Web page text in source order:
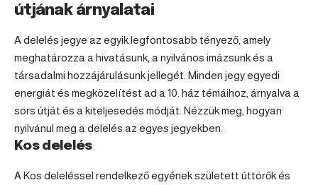
útjának árnyalatai
A delelés jegye az egyik legfontosabb tényező, amely
meghatározza a hivatásunk, a nyilvános imázsunk és a
társadalmi hozzájárulásunk jellegét. Minden jegy egyedi
energiát és megközelítést ad a 10. ház témáihoz, árnyalva a
sors útját és a kiteljesedés módját. Nézzük meg, hogyan
nyilvánul meg a delelés az egyes jegyekben.
Kos delelés
A Kos deleléssel rendelkező egyének született úttörők és